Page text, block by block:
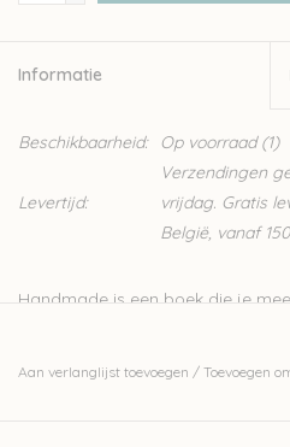
Informatie
Beschikbaarheid: Op voorraad(1)
Levertijd:
Verzendingen
vrijdag. Gratis
België, vanaf
Handmade is een boek die je
Aan verlanglijst toevoegen / Toevoegen